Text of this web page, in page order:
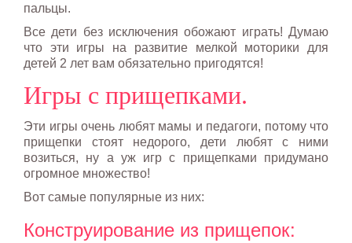
пальцы.
Все дети без исключения обожают играть! Думаю
что эти игры на развитие мелкой моторики для
детей 2 лет вам обязательно пригодятся!
Игры с прищепками.
Эти игры очень любят мамы и педагоги, потому что
прищепки стоят недорого, дети любят с ними
возиться, ну а уж игр с прищепками придумано
огромное множество!
Вот самые популярные из них:
Конструирование из прищепок: